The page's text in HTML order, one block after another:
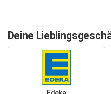
Deine